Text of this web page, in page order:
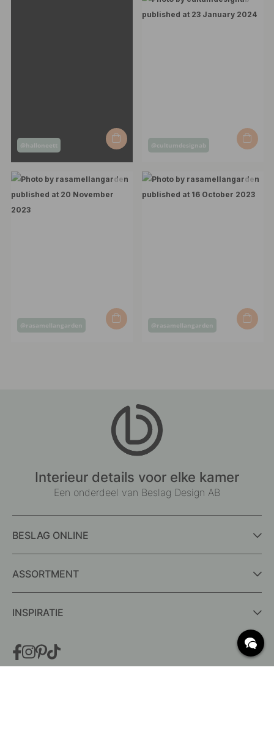
Post
published
by
@halloneett
Post
by
@cultumdesignab
Post
@rasamellangarden
Post
@rasamellangarden
Interieur details voor elke kamer
Een onderdeel van Beslag Design AB
BESLAG ONLINE
ASSORTMENT
INSPIRATIE